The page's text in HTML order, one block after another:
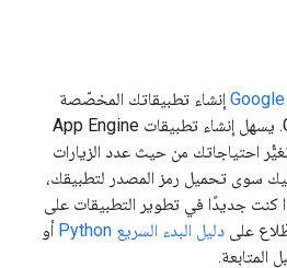
إنشاء تطبيقاتك المخصّصة
وتشغيلها على خوادم Google. يسهل إنشاء تطبيقات App Engine
احتياجاتك من حيث عدد الزيارات
سوى تحميل رمز المصدر لتطبيقك،
كنت جديدًا في تطوير التطبيقات على
دليل البدء السريع Python
أو